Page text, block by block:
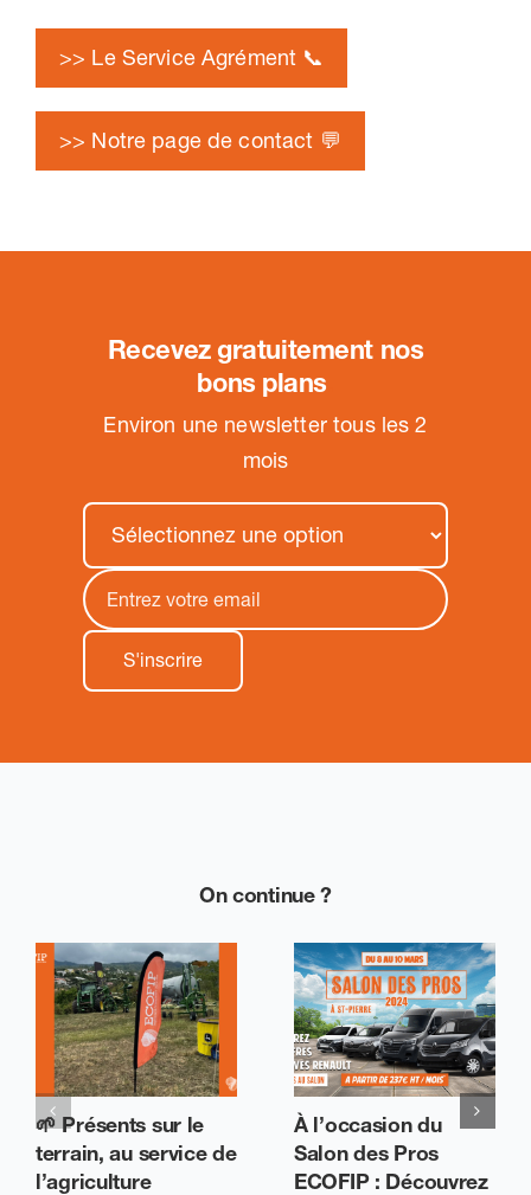
>> Le Service Agrément 📞
>> Notre page de contact 💬
Recevez gratuitement nos
bons plans
Environ une newsletter tous les 2
mois
On continue ?
🌱 Présents sur le
terrain, au service de
l’agriculture
À l’occasion du
Salon des Pros
ECOFIP : Découvrez